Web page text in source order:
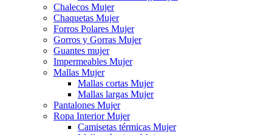
Chalecos Mujer
Chaquetas Mujer
Forros Polares Mujer
Gorros y Gorras Mujer
Guantes mujer
Impermeables Mujer
Mallas Mujer
Mallas cortas Mujer
Mallas largas Mujer
Pantalones Mujer
Ropa Interior Mujer
Camisetas térmicas Mujer